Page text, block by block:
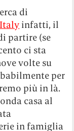
di
infatti, il
partire (se
ci sta
volte su
per
più in là.
casa al
in famiglia